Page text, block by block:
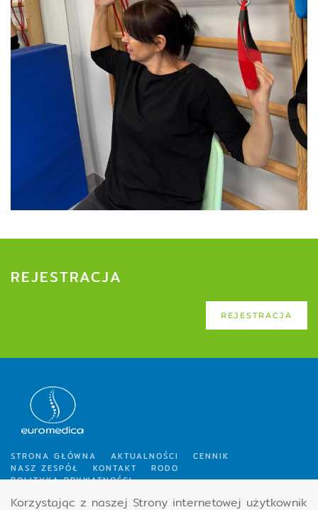
REJESTRACJA
REJESTRACJA
STRONA GŁÓWNA AKTUALNOŚCI
CENNIK
NASZ ZESPÓŁ
KONTAKT
RODO
POLITYKA PRYWATNOŚCI
Korzystając z naszej Strony internetowej użytkownik